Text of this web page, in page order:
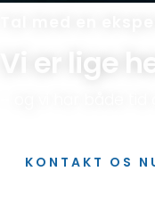
Vi er lige
KONTAKT OS